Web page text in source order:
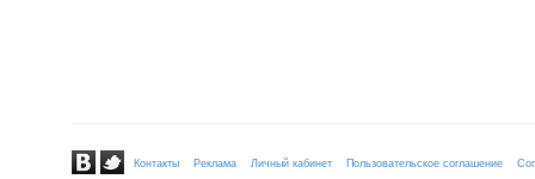
Контакты Реклама Личный кабинет Пользовательское соглашение